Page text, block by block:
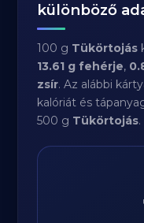
különböző
100 g Tükörtojás
13.61 g fehérje,
zsír. Az alábbi
kalóriát és
500 g Tükörtojás.